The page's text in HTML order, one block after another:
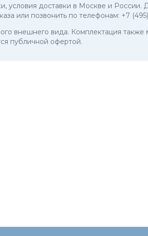
условия доставки в Москве и России.
или позвонить по телефонам: +7
внешнего вида. Комплектация
публичной офертой.